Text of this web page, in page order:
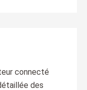
connecté
des